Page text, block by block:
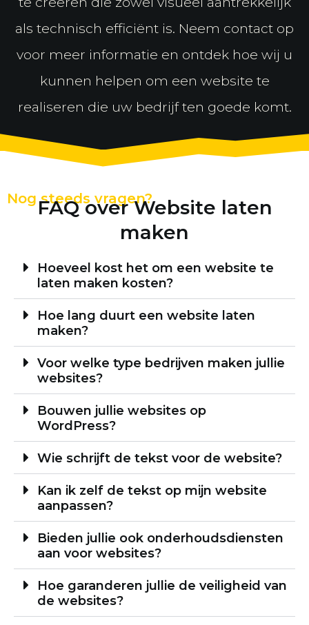
als technisch efficiënt is. Neem contact op
voor meer informatie en ontdek hoe wij u
kunnen helpen om een website te
realiseren die uw bedrijf ten goede komt.
Nog steeds vragen?
FAQ over Website laten
maken
Hoeveel kost het om een website te
laten maken kosten?
Hoe lang duurt een website laten
maken?
Voor welke type bedrijven maken jullie
websites?
Bouwen jullie websites op
WordPress?
Wie schrijft de tekst voor de website?
Kan ik zelf de tekst op mijn website
aanpassen?
Bieden jullie ook onderhoudsdiensten
aan voor websites?
Hoe garanderen jullie de veiligheid van
de websites?